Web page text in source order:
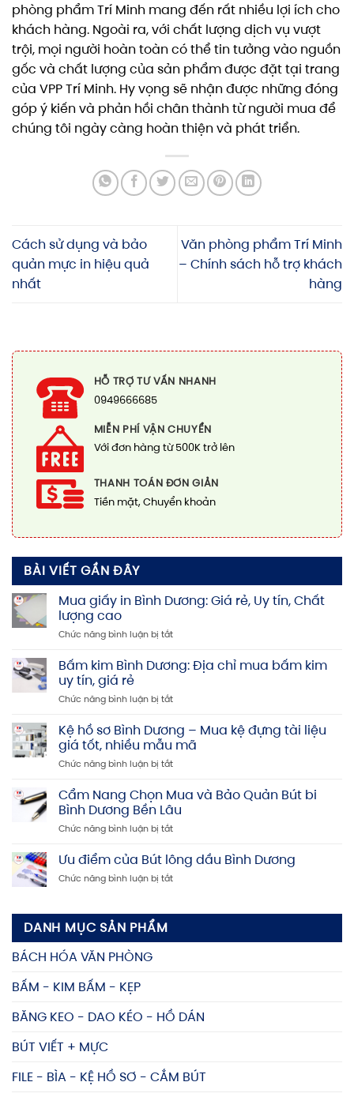
phòng phẩm Trí Minh mang đến rất nhiều lợi ích cho
khách hàng. Ngoài ra, với chất lượng dịch vụ vượt
trội, mọi người hoàn toàn có thể tin tưởng vào nguồn
gốc và chất lượng của sản phẩm được đặt tại trang
của VPP Trí Minh. Hy vọng sẽ nhận được những đóng
góp ý kiến và phản hồi chân thành từ người mua để
chúng tôi ngày càng hoàn thiện và phát triển.
Cách sử dụng và bảo
quản mực in hiệu quả
nhất
Văn phòng phẩm Trí Minh
– Chính sách hỗ trợ khách
hàng
HỖ TRỢ TƯ VẤN NHANH
0949666685
MIỄN PHÍ VẬN CHUYỂN
Với đơn hàng từ 500K trở lên
THANH TOÁN ĐƠN GIẢN
Tiền mặt, Chuyển khoản
BÀI VIẾT GẦN ĐÂY
Mua giấy in Bình Dương: Giá rẻ, Uy tín, Chất
lượng cao
Chức năng bình luận bị tắtở
in
Dương:
rẻ,
Uy
Chất
cao
Bấm kim Bình Dương: Địa chỉ mua bấm kim
uy tín, giá rẻ
Chức năng bình luận bị tắtở
Bình
Dương:
Địa
mua
bấm
uy
giá
Kệ hồ sơ Bình Dương – Mua kệ đựng tài liệu
giá tốt, nhiều mẫu mã
Chức năng bình luận bị tắtở
hồ
sơ
Bình
Dương
Mua
đựng
Cẩm Nang Chọn Mua và Bảo Quản Bút bi
Bình Dương Bền Lâu
Chức năng bình luận bị tắtở
Nang
Chọn
Mua
Ưu điểm của Bút lông dầu Bình Dương
Chức năng bình luận bị tắtở
của
lông
DANH MỤC SẢN PHẨM
BÁCH HÓA VĂN PHÒNG
BẤM - KIM BẤM - KẸP
BĂNG KEO - DAO KÉO - HỒ DÁN
BÚT VIẾT + MỰC
FILE - BÌA - KỆ HỒ SƠ - CẮM BÚT